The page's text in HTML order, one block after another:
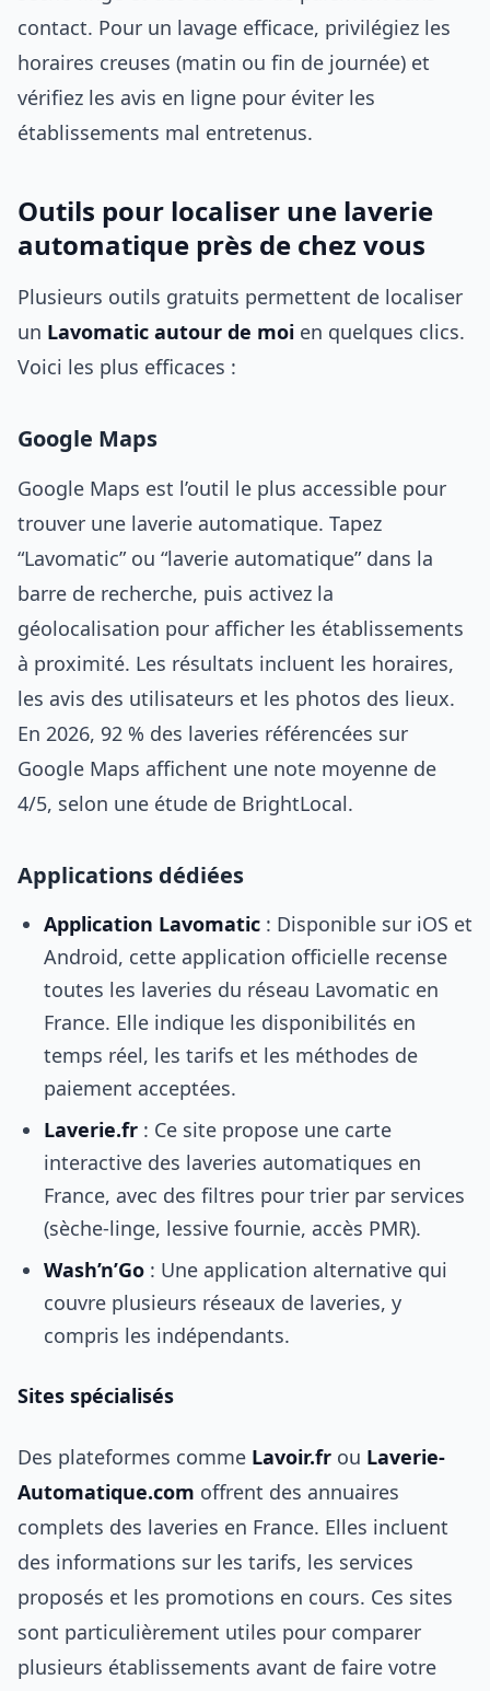
contact. Pour un lavage efficace, privilégiez les
horaires creuses (matin ou fin de journée) et
vérifiez les avis en ligne pour éviter les
établissements mal entretenus.
Outils pour localiser une laverie
automatique près de chez vous
Plusieurs outils gratuits permettent de localiser
un Lavomatic autour de moi en quelques clics.
Voici les plus efficaces :
Google Maps
Google Maps est l’outil le plus accessible pour
trouver une laverie automatique. Tapez
“Lavomatic” ou “laverie automatique” dans la
barre de recherche, puis activez la
géolocalisation pour afficher les établissements
à proximité. Les résultats incluent les horaires,
les avis des utilisateurs et les photos des lieux.
En 2026, 92 % des laveries référencées sur
Google Maps affichent une note moyenne de
4/5, selon une étude de BrightLocal.
Applications dédiées
Application Lavomatic : Disponible sur iOS et
Android, cette application officielle recense
toutes les laveries du réseau Lavomatic en
France. Elle indique les disponibilités en
temps réel, les tarifs et les méthodes de
paiement acceptées.
Laverie.fr : Ce site propose une carte
interactive des laveries automatiques en
France, avec des filtres pour trier par services
(sèche-linge, lessive fournie, accès PMR).
Wash’n’Go : Une application alternative qui
couvre plusieurs réseaux de laveries, y
compris les indépendants.
Sites spécialisés
Des plateformes comme Lavoir.fr ou Laverie-
Automatique.com offrent des annuaires
complets des laveries en France. Elles incluent
des informations sur les tarifs, les services
proposés et les promotions en cours. Ces sites
sont particulièrement utiles pour comparer
plusieurs établissements avant de faire votre